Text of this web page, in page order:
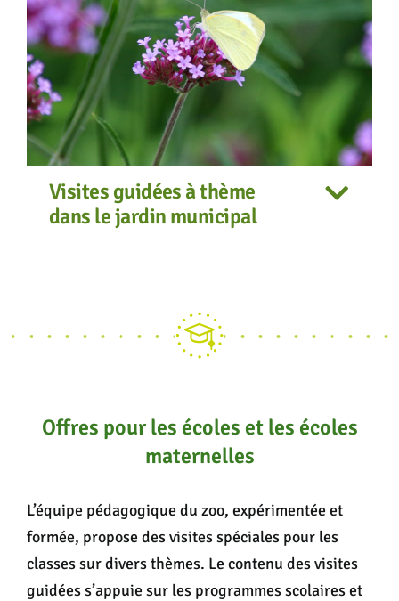
Visites guidées à thème
dans le jardin municipal
Offres pour les écoles et les écoles
maternelles
L’équipe pédagogique du zoo, expérimentée et
formée, propose des visites spéciales pour les
classes sur divers thèmes. Le contenu des visites
guidées s’appuie sur les programmes scolaires et